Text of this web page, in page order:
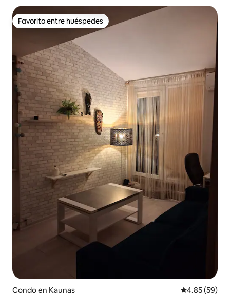
Favorito entre huéspedes
Favorito entre huéspedes
Condo en Kaunas Calificación
4.85 (59)